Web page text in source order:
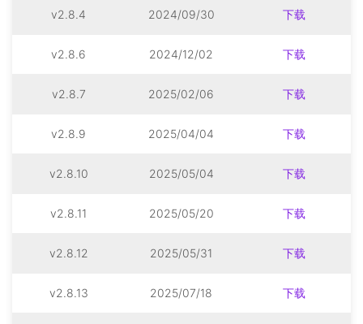
v2.8.4 2024/09/30 下载
v2.8.6 2024/12/02 下载
v2.8.7 2025/02/06 下载
v2.8.9 2025/04/04 下载
v2.8.10 2025/05/04 下载
v2.8.11 2025/05/20 下载
v2.8.12 2025/05/31 下载
v2.8.13 2025/07/18 下载